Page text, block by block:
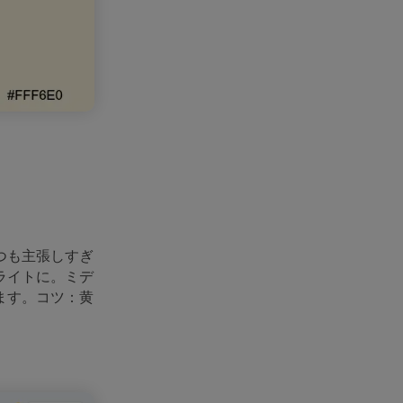
も主張しすぎ
イトに。ミデ
す。コツ：黄